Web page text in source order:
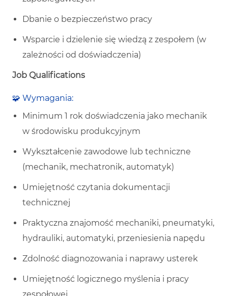
Dbanie o bezpieczeństwo pracy
Wsparcie i dzielenie się wiedzą z zespołem (w
zależności od doświadczenia)
Job Qualifications
🧩 Wymagania:
Minimum 1 rok doświadczenia jako mechanik
w środowisku produkcyjnym
Wykształcenie zawodowe lub techniczne
(mechanik, mechatronik, automatyk)
Umiejętność czytania dokumentacji
technicznej
Praktyczna znajomość mechaniki, pneumatyki,
hydrauliki, automatyki, przeniesienia napędu
Zdolność diagnozowania i naprawy usterek
Umiejętność logicznego myślenia i pracy